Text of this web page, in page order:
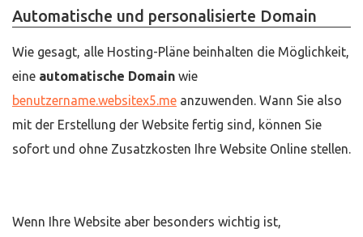
Automatische und personalisierte Domain
Wie gesagt, alle Hosting-Pläne beinhalten die Möglichkeit,
eine automatische Domain wie
benutzername.websitex5.me anzuwenden. Wann Sie also
mit der Erstellung der Website fertig sind, können Sie
sofort und ohne Zusatzkosten Ihre Website Online stellen.
Wenn Ihre Website aber besonders wichtig ist,